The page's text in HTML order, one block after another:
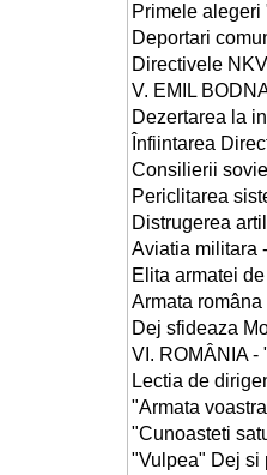
Primele alegeri
Deportari
Directivele
V. EMIL
Dezertarea la
Înfiintarea
Consilierii
Periclitarea
Distrugerea
Aviatia militara
Elita armatei
Armata
Dej sfideaza
VI. ROMÂNIA -
Lectia de
"Armata
"Cunoasteti
"Vulpea" Dej si